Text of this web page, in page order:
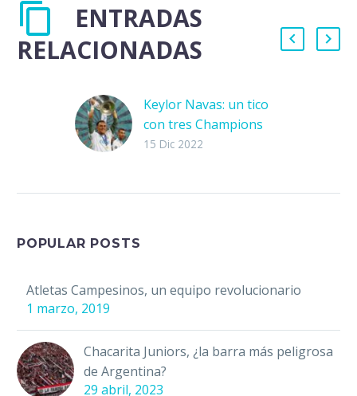
ENTRADAS
RELACIONADAS
Keylor Navas: un tico
con tres Champions
En cada Mundial hay
15 Dic 2022
POPULAR POSTS
Atletas Campesinos, un equipo revolucionario
1 marzo, 2019
Chacarita Juniors, ¿la barra más peligrosa
de Argentina?
29 abril, 2023